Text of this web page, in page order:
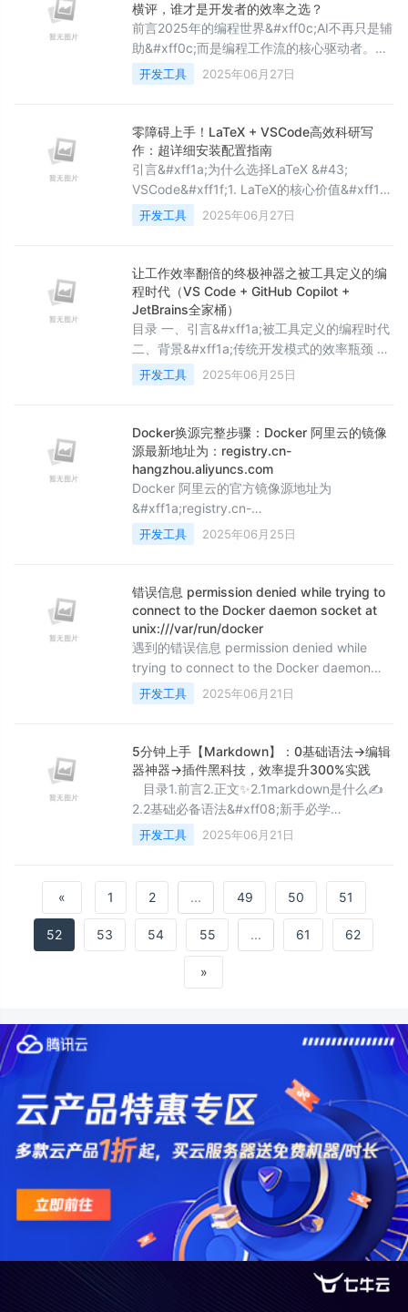
横评，谁才是开发者的效率之选？
前言2025年的编程世界&#xff0c;AI不再只是辅
助&#xff0c;而是编程工作流的核心驱动者。从
微软的VSCode 到新锐 Cursor 与国产黑马
Trae &#xff0c;三大 IDE 正在重新定义“人机协
配等维度&#xff0c;带你看透工具本质&#xff0c;
精准匹配你的开发基因。 一、三大IDE定位与
背景解析 1. VSCode&#xff
开发工具 2025年06月27日
零障碍上手！LaTeX + VSCode高效科研写
作：超详细安装配置指南
引言&#xff1a;为什么选择LaTeX &#43;
VSCode&#xff1f;1. LaTeX的核心价值&#xff1a;
专为学术而生 LaTeX 并非普通的文字处理
工具&#xff0c;而是一个面向科研、出版和高质
码”代替“手工排版”&#xff0c;彻底解决学术场景
中的复杂格式需求&#xff1a; 数学公式的终
极解决方案 LaT
开发工具 2025年06月27日
让工作效率翻倍的终极神器之被工具定义的编
程时代（VS Code + GitHub Copilot +
JetBrains全家桶）
目录 一、引言&#xff1a;被工具定义的编程时代
二、背景&#xff1a;传统开发模式的效率瓶颈 2.1
认知负荷过载 2.2 工具链断层 三、效率翻倍工
具链深度解析 3.1 智能代码编辑器&#xff1a;从
&#xff1a;Git的隐藏技能 3.3 自动化脚本
&#xff1a;解放生产力的魔法 3.4 协作平台
&#xff1a;
开发工具 2025年06月25日
Docker换源完整步骤：Docker 阿里云的镜像
源最新地址为：registry.cn-
hangzhou.aliyuncs.com
Docker 阿里云的官方镜像源地址为
&#xff1a;registry.cn-
hangzhou.aliyuncs.com。以下是如何配置
Docker以使用阿里云Docker镜像源的步骤
阿里云账号Access Key。在阿里云容器镜像服
务中&#xff0c;创建一个仓库&#xff0c;获取你的
仓库地址。在你的本地机器上&#xff0c;编辑或
创建D
开发工具 2025年06月25日
错误信息 permission denied while trying to
connect to the Docker daemon socket at
unix:///var/run/docker
遇到的错误信息 permission denied while
trying to connect to the Docker daemon
socket at unix:///var/run/docker.sock 表示
当前用户没有足够的权限访问 Docker 守护进
身份运行 Docker 命令
&#xff0c;/var/run/docker
开发工具 2025年06月21日
5分钟上手【Markdown】：0基础语法→编辑
器神器→插件黑科技，效率提升300%实践
目录1.前言2.正文✨2.1markdown是什么✍️
2.2基础必备语法&#xff08;新手必学
&#xff09;2.2.1各级标题&#xff08;文档骨架
&#xff09;2.2.2文本格式&#xff08;重点强调
&#xff09;2.2.4引用块&#xff08;内容强调
&#xff09;2.2.5连接与图片&#xff08;资源嵌入
&#x
开发工具 2025年06月21日
« 1 2 ... 49 50 51
52 53 54 55 ... 61 62
»